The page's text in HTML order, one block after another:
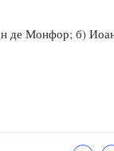
де Монфор; б)